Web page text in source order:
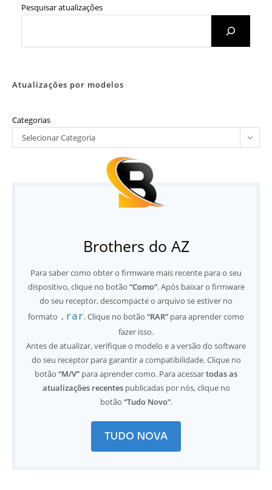
Pesquisar atualizações
Atualizações por modelos
Categorias
Selecionar Categoria
Brothers do AZ
Para saber como obter o firmware mais recente para o seu
dispositivo, clique no botão “Como”. Após baixar o firmware
do seu receptor, descompacte o arquivo se estiver no
formato .rar. Clique no botão “RAR” para aprender como
fazer isso.
Antes de atualizar, verifique o modelo e a versão do software
do seu receptor para garantir a compatibilidade. Clique no
botão “M/V” para aprender como. Para acessartodas as
atualizações recentespublicadas por nós, clique no
botão “Tudo Novo”.
TUDO NOVA